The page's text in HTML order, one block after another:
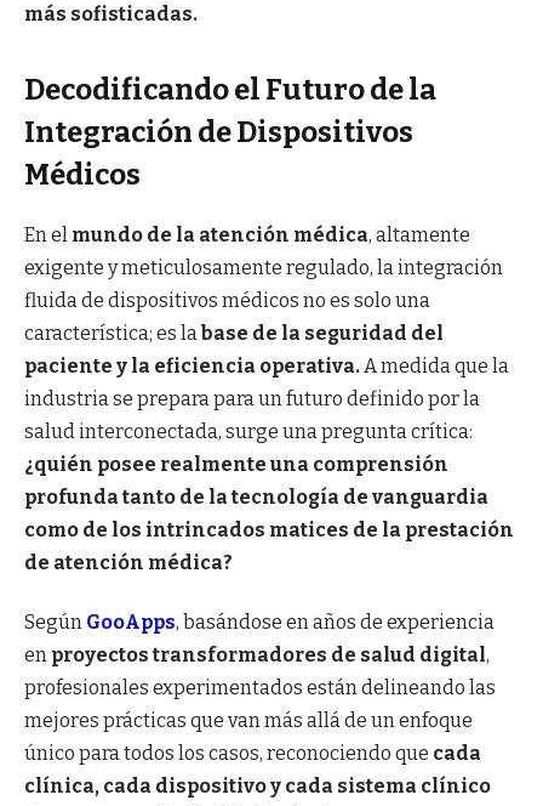
más sofisticadas.
Decodificando el Futuro de la
Integración de Dispositivos
Médicos
En el mundo de la atención médica, altamente
exigente y meticulosamente regulado, la integración
fluida de dispositivos médicos no es solo una
característica; es labase de la seguridad del
paciente y la eficiencia operativa.A medida que la
industria se prepara para un futuro definido por la
salud interconectada, surge una pregunta crítica:
¿quién posee realmente una comprensión
profunda tanto de la tecnología de vanguardia
como de los intrincados matices de la prestación
de atención médica?
Según GooApps, basándose en años de experiencia
en proyectos transformadores de salud digital,
profesionales experimentados están delineando las
mejores prácticas que van más allá de un enfoque
único para todos los casos, reconociendo que cada
clínica, cada dispositivo y cada sistema clínico